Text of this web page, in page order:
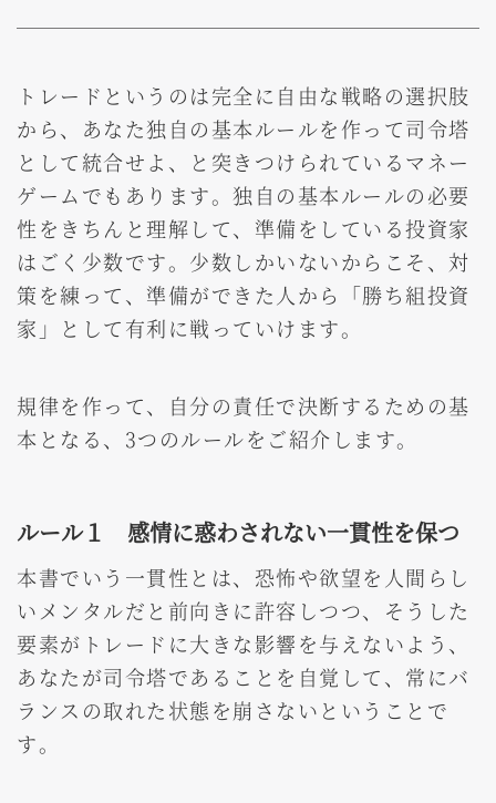
トレードというのは完全に自由な戦略の選択肢
から、あなた独自の基本ルールを作って司令塔
として統合せよ、と突きつけられているマネー
ゲームでもあります。独自の基本ルールの必要
性をきちんと理解して、準備をしている投資家
はごく少数です。少数しかいないからこそ、対
策を練って、準備ができた人から「勝ち組投資
家」として有利に戦っていけます。
規律を作って、自分の責任で決断するための基
本となる、3つのルールをご紹介します。
ルール１ 感情に惑わされない一貫性を保つ
本書でいう一貫性とは、恐怖や欲望を人間らし
いメンタルだと前向きに許容しつつ、そうした
要素がトレードに大きな影響を与えないよう、
あなたが司令塔であることを自覚して、常にバ
ランスの取れた状態を崩さないということで
す。